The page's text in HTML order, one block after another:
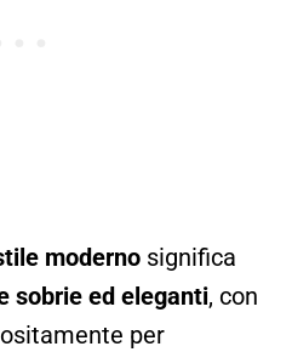
moderno significa
sobrie ed eleganti, con
per